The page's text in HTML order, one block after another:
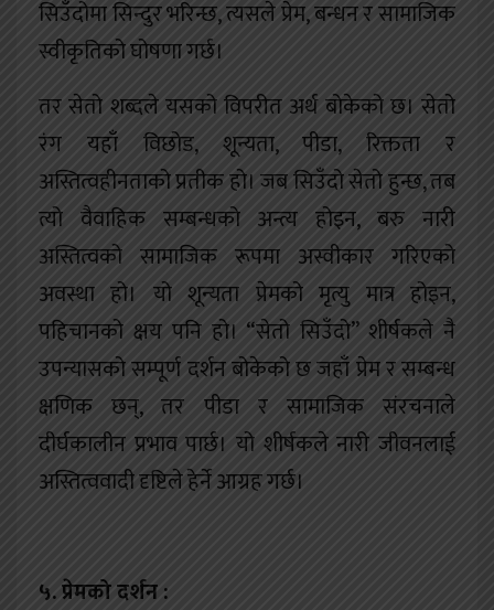
सिउँदोमा सिन्दुर भरिन्छ, त्यसले प्रेम, बन्धन र सामाजिक
स्वीकृतिको घोषणा गर्छ।
तर सेतो शब्दले यसको विपरीत अर्थ बोकेको छ। सेतो
रंग यहाँ विछोड, शून्यता, पीडा, रिक्तता र
अस्तित्वहीनताको प्रतीक हो। जब सिउँदो सेतो हुन्छ, तब
त्यो वैवाहिक सम्बन्धको अन्त्य होइन, बरु नारी
अस्तित्वको सामाजिक रूपमा अस्वीकार गरिएको
अवस्था हो। यो शून्यता प्रेमको मृत्यु मात्र होइन,
पहिचानको क्षय पनि हो। “सेतो सिउँदो” शीर्षकले नै
उपन्यासको सम्पूर्ण दर्शन बोकेको छ जहाँ प्रेम र सम्बन्ध
क्षणिक छन्, तर पीडा र सामाजिक संरचनाले
दीर्घकालीन प्रभाव पार्छ। यो शीर्षकले नारी जीवनलाई
अस्तित्ववादी दृष्टिले हेर्ने आग्रह गर्छ।
५. प्रेमको दर्शन :